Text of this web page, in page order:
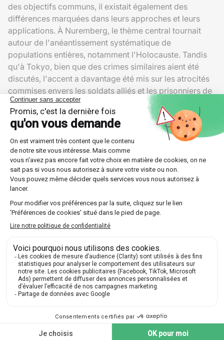
des objectifs communs, il existait également des
différences marquées dans leurs approches et leurs
applications. À Nuremberg, le thème central tournait
autour de l'anéantissement systématique de
populations entières, notamment l'Holocauste. Tandis
qu'à Tokyo, bien que des crimes similaires aient été
discutés, l'accent a davantage été mis sur les atrocités
commises envers les soldats alliés et les prisonniers de
guerre.
Il faut aussi noter une différence dans la perception
culturelle et géopolitique. Les dirigeants japonais ont
souvent tenté de justifier leurs actions par des raisons
de culture et de tradition militaire, rendant parfois la
tâche plus ardue pour établir clairement leur culpabilité
devant une audience majoritairement occidentale.
Toutefois, cela n'a pas empêché les procureurs de
présenter des arguments solides et convaincants
faisant valoir que les actes de brutalité étaient planifiés
et intentionnels, indépendamment des prétendus
Influence sur la mémoire nationale et
internationale
Les procès de Nuremberg et de Tokyo ont
profondément marqué non seulement la mémoire
nationale des pays directement concernés, mais aussi
celle de toute la communauté internationale. Ces
évènements historiques ont servi de catalyseurs pour la
sensibilisation mondiale aux horreurs descrimes de